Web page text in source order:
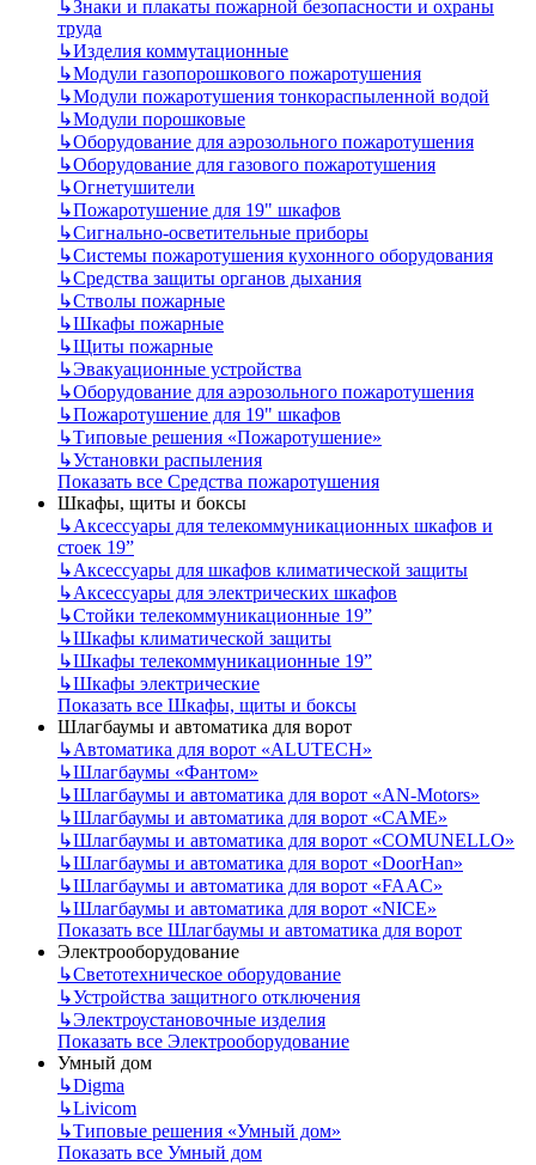
↳Знаки и плакаты пожарной безопасности и охраны
труда
↳Изделия коммутационные
↳Модули газопорошкового пожаротушения
↳Модули пожаротушения тонкораспыленной водой
↳Модули порошковые
↳Оборудование для аэрозольного пожаротушения
↳Оборудование для газового пожаротушения
↳Огнетушители
↳Пожаротушение для 19" шкафов
↳Сигнально-осветительные приборы
↳Системы пожаротушения кухонного оборудования
↳Средства защиты органов дыхания
↳Стволы пожарные
↳Шкафы пожарные
↳Щиты пожарные
↳Эвакуационные устройства
↳Оборудование для аэрозольного пожаротушения
↳Пожаротушение для 19" шкафов
↳Типовые решения «Пожаротушение»
↳Установки распыления
Показать все Средства пожаротушения
Шкафы, щиты и боксы
↳Аксессуары для телекоммуникационных шкафов и
стоек 19”
↳Аксессуары для шкафов климатической защиты
↳Аксессуары для электрических шкафов
↳Стойки телекоммуникационные 19”
↳Шкафы климатической защиты
↳Шкафы телекоммуникационные 19”
↳Шкафы электрические
Показать все Шкафы, щиты и боксы
Шлагбаумы и автоматика для ворот
↳Автоматика для ворот «ALUTECH»
↳Шлагбаумы «Фантом»
↳Шлагбаумы и автоматика для ворот «AN-Motors»
↳Шлагбаумы и автоматика для ворот «CAME»
↳Шлагбаумы и автоматика для ворот «COMUNELLO»
↳Шлагбаумы и автоматика для ворот «DoorHan»
↳Шлагбаумы и автоматика для ворот «FAAC»
↳Шлагбаумы и автоматика для ворот «NICE»
Показать все Шлагбаумы и автоматика для ворот
Электрооборудование
↳Светотехническое оборудование
↳Устройства защитного отключения
↳Электроустановочные изделия
Показать все Электрооборудование
Умный дом
↳Digma
↳Livicom
↳Типовые решения «Умный дом»
Показать все Умный дом